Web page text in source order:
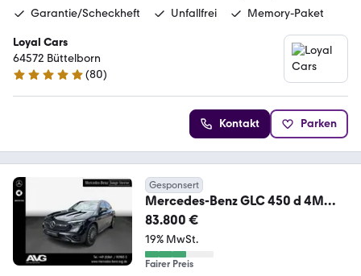
Garantie/Scheckheft
Unfallfrei Memory-Paket
Loyal Cars
64572 Büttelborn
5 Sterne
(80)
Kontakt Parken
Gesponsert
Mercedes-Benz GLC 450 d 4M
AMG Pano HuD DIGITAL Stndhzg
Night
83.800 €
19% MwSt.
Fairer Preis